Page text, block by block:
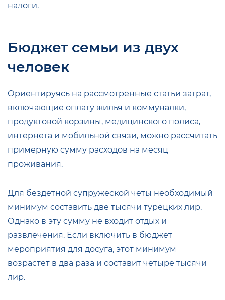
налоги.
Бюджет семьи из двух
человек
Ориентируясь на рассмотренные статьи затрат,
включающие оплату жилья и коммуналки,
продуктовой корзины, медицинского полиса,
интернета и мобильной связи, можно рассчитать
примерную сумму расходов на месяц
проживания.
Для бездетной супружеской четы необходимый
минимум составить две тысячи турецких лир.
Однако в эту сумму не входит отдых и
развлечения. Если включить в бюджет
мероприятия для досуга, этот минимум
возрастет в два раза и составит четыре тысячи
лир.